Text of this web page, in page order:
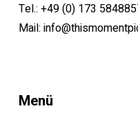
Tel.: +49 (0) 173
Mail:
Menü